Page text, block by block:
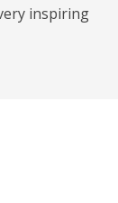
inspiring